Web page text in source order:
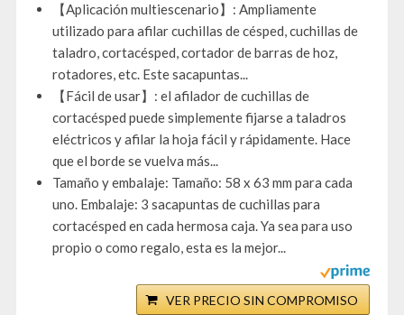
【Aplicación multiescenario】: Ampliamente
utilizado para afilar cuchillas de césped, cuchillas de
taladro, cortacésped, cortador de barras de hoz,
rotadores, etc. Este sacapuntas...
【Fácil de usar】: el afilador de cuchillas de
cortacésped puede simplemente fijarse a taladros
eléctricos y afilar la hoja fácil y rápidamente. Hace
que el borde se vuelva más...
Tamaño y embalaje: Tamaño: 58 x 63 mm para cada
uno. Embalaje: 3 sacapuntas de cuchillas para
cortacésped en cada hermosa caja. Ya sea para uso
propio o como regalo, esta es la mejor...
VER PRECIO SIN COMPROMISO